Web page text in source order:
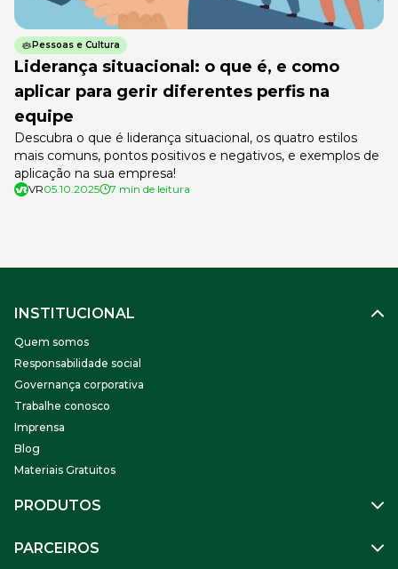
Pessoas e Cultura
Liderança situacional: o que é, e como
aplicar para gerir diferentes perfis na
equipe
Descubra o que é liderança situacional, os quatro estilos
mais comuns, pontos positivos e negativos, e exemplos de
aplicação na sua empresa!
VR05.10.2025 7 min de leitura
INSTITUCIONAL
Quem somos
Responsabilidade social
Governança corporativa
Trabalhe conosco
Imprensa
Blog
Materiais Gratuitos
PRODUTOS
Benefícios
PARCEIROS